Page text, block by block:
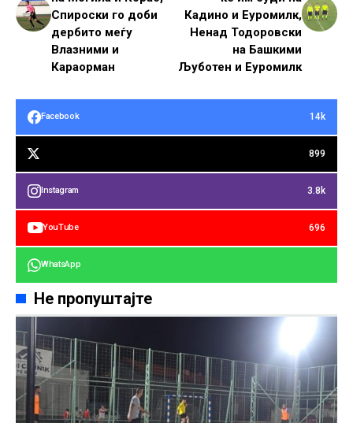
Спироски го доби
дербито меѓу
Влазними и
Караорман
Кадино и Еуромилк,
Ненад Тодоровски
на Башкими
Љуботен и Еуромилк
Facebook 14k
899
Instagram 3.8k
YouTube 696
WhatsApp
Не пропуштајте